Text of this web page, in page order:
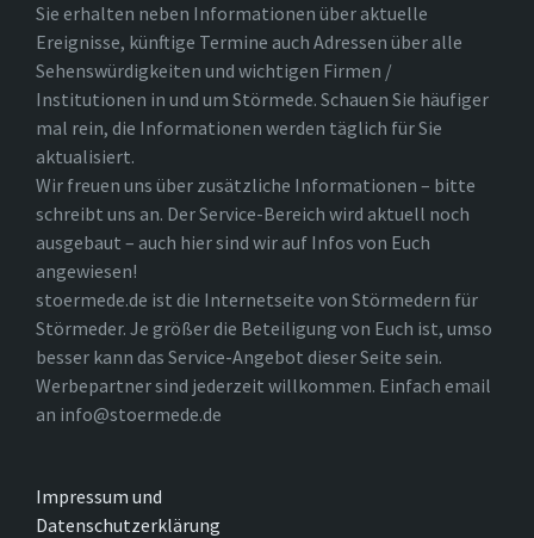
Sie erhalten neben Informationen über aktuelle
Ereignisse, künftige Termine auch Adressen über alle
Sehenswürdigkeiten und wichtigen Firmen /
Institutionen in und um Störmede. Schauen Sie häufiger
mal rein, die Informationen werden täglich für Sie
aktualisiert.
Wir freuen uns über zusätzliche Informationen – bitte
schreibt uns an. Der Service-Bereich wird aktuell noch
ausgebaut – auch hier sind wir auf Infos von Euch
angewiesen!
stoermede.de ist die Internetseite von Störmedern für
Störmeder. Je größer die Beteiligung von Euch ist, umso
besser kann das Service-Angebot dieser Seite sein.
Werbepartner sind jederzeit willkommen. Einfach email
an info@stoermede.de
Impressum und
Datenschutzerklärung